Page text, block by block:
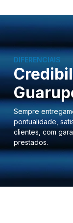
DIFERENCIAIS
Sempre
pontualidade,
clientes, com
prestados.